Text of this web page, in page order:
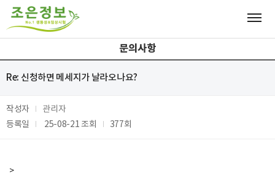
문의사항
Re: 신청하면 메세지가 날라오나요?
작성자
관리자
등록일
25-08-21조회 377회
>